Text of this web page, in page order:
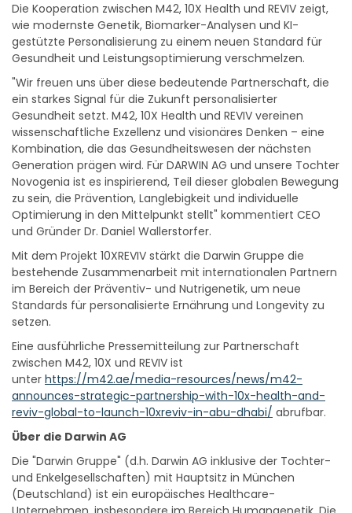
Die Kooperation zwischen M42, 10X Health und REVIV zeigt,
wie modernste Genetik, Biomarker-Analysen und KI-
gestützte Personalisierung zu einem neuen Standard für
Gesundheit und Leistungsoptimierung verschmelzen.
"Wir freuen uns über diese bedeutende Partnerschaft, die
ein starkes Signal für die Zukunft personalisierter
Gesundheit setzt. M42, 10X Health und REVIV vereinen
wissenschaftliche Exzellenz und visionäres Denken – eine
Kombination, die das Gesundheitswesen der nächsten
Generation prägen wird. Für DARWIN AG und unsere Tochter
Novogenia ist es inspirierend, Teil dieser globalen Bewegung
zu sein, die Prävention, Langlebigkeit und individuelle
Optimierung in den Mittelpunkt stellt" kommentiert CEO
und Gründer Dr. Daniel Wallerstorfer.
Mit dem Projekt 10XREVIV stärkt die Darwin Gruppe die
bestehende Zusammenarbeit mit internationalen Partnern
im Bereich der Präventiv- und Nutrigenetik, um neue
Standards für personalisierte Ernährung und Longevity zu
setzen.
Eine ausführliche Pressemitteilung zur Partnerschaft
zwischen M42, 10X und REVIV ist
unter https://m42.ae/media-resources/news/m42-
announces-strategic-partnership-with-10x-health-and-
reviv-global-to-launch-10xreviv-in-abu-dhabi/ abrufbar.
Über die Darwin AG
Die "Darwin Gruppe" (d.h. Darwin AG inklusive der Tochter-
und Enkelgesellschaften) mit Hauptsitz in München
(Deutschland) ist ein europäisches Healthcare-